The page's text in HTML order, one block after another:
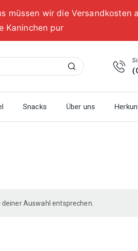
wir die Versandkosten
Kaninchen pur
Suchen
Snacks Über uns
Auswahl entsprechen.